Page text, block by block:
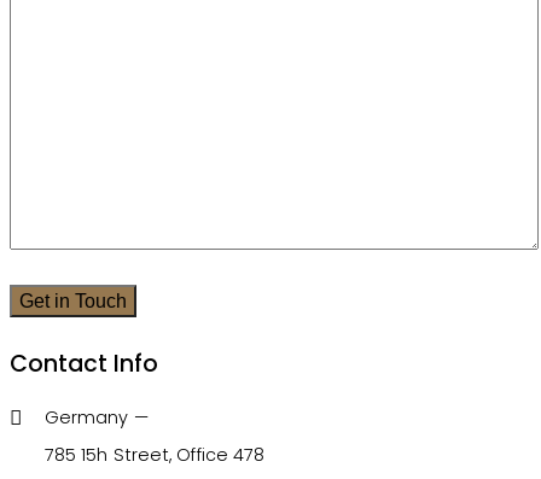
Contact Info
Germany —
785 15h Street, Office 478